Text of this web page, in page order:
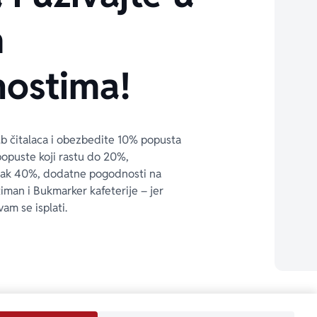
čitalaca i obezbedite 10% popusta
koji rastu do 20%,
40%, dodatne pogodnosti na
i Bukmarker kafeterije – jer
se isplati.